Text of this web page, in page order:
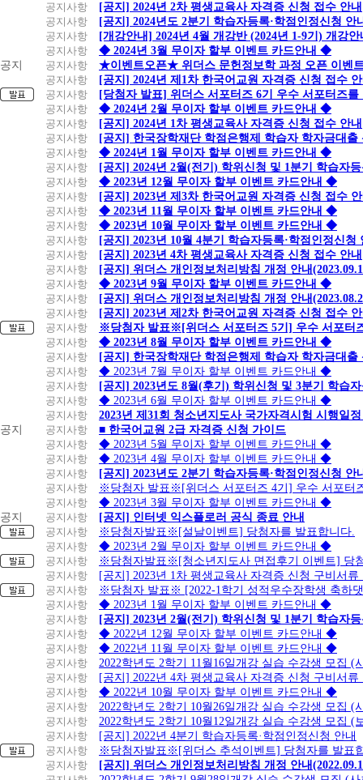
공지사항
[공지] 2024년 2차 평생교육사 자격증 신청 접수 안내
공지사항
[공지] 2024년도 2분기 학습자등록·학점인정신청 안
공지사항
[개강안내] 2024년 4월 개강반 (2024년 1-9기) 개강안
공지사항
◆ 2024년 3월 무이자 할부 이벤트 카드안내 ◆
공지
공지사항
★이벤트오픈★ 위더스 문헌정보학 과정 오픈 이벤
공지사항
[공지] 2024년 제1차 한국어교원 자격증 신청 접수
공지사항
[당첨자 발표] 위더스 서포터즈 6기 우수 서포터즈를
공지사항
◆ 2024년 2월 무이자 할부 이벤트 카드안내 ◆
공지사항
[공지] 2024년 1차 평생교육사 자격증 신청 접수 안내
공지사항
[공지] 한국장학재단 학점은행제 학습자 학자금대출
공지사항
◆ 2024년 1월 무이자 할부 이벤트 카드안내 ◆
공지사항
[공지] 2024년 2월(전기) 학위신청 및 1분기 학습자
공지사항
◆ 2023년 12월 무이자 할부 이벤트 카드안내 ◆
공지사항
[공지] 2023년 제3차 한국어교원 자격증 신청 접수
공지사항
◆ 2023년 11월 무이자 할부 이벤트 카드안내 ◆
공지사항
◆ 2023년 10월 무이자 할부 이벤트 카드안내 ◆
공지사항
[공지] 2023년 10월 4분기 학습자등록·학점인정신청
공지사항
[공지] 2023년 4차 평생교육사 자격증 신청 접수 안내
공지사항
[공지] 위더스 개인정보처리방침 개정 안내
공지사항
◆ 2023년 9월 무이자 할부 이벤트 카드안내 ◆
공지사항
[공지] 위더스 개인정보처리방침 개정 안내
공지사항
[공지] 2023년 제2차 한국어교원 자격증 신청 접수
공지사항
※당첨자 발표※[위더스 서포터즈 5기] 우수 서포터
공지사항
◆ 2023년 8월 무이자 할부 이벤트 카드안내 ◆
공지사항
[공지] 한국장학재단 학점은행제 학습자 학자금대출
공지사항
◆ 2023년 7월 무이자 할부 이벤트 카드안내 ◆
공지사항
[공지] 2023년도 8월(후기) 학위신청 및 3분기 학습
공지사항
◆ 2023년 6월 무이자 할부 이벤트 카드안내 ◆
공지사항
2023년 제31회 청소년지도사 국가자격시험 시행일
공지
공지사항
■ 한국어교원 2급 자격증 신청 가이드
공지사항
◆ 2023년 5월 무이자 할부 이벤트 카드안내 ◆
공지사항
◆ 2023년 4월 무이자 할부 이벤트 카드안내 ◆
공지사항
[공지] 2023년도 2분기 학습자등록·학점인정신청 안
공지사항
※당첨자 발표※[위더스 서포터즈 4기] 우수 서포터
공지사항
◆ 2023년 3월 무이자 할부 이벤트 카드안내 ◆
공지
공지사항
[공지] 인터넷 익스플로러 공식 종료 안내
공지사항
※당첨자발표※[설날이벤트] 당첨자를 발표합니다.
공지사항
◆ 2023년 2월 무이자 할부 이벤트 카드안내 ◆
공지사항
※당첨자발표※[청소년지도사 면접후기 이벤트] 당
공지사항
[공지] 2023년 1차 평생교육사 자격증 신청 구비서류
공지사항
※당첨자 발표※ [2022-1학기 성적우수장학생 축하
공지사항
◆ 2023년 1월 무이자 할부 이벤트 카드안내 ◆
공지사항
[공지] 2023년 2월(전기) 학위신청 및 1분기 학습자
공지사항
◆ 2022년 12월 무이자 할부 이벤트 카드안내 ◆
공지사항
◆ 2022년 11월 무이자 할부 이벤트 카드안내 ◆
공지사항
2022학년도 2학기 11월16일개강 실습 수강생 모집
공지사항
[공지] 2022년 4차 평생교육사 자격증 신청 구비서류
공지사항
◆ 2022년 10월 무이자 할부 이벤트 카드안내 ◆
공지사항
2022학년도 2학기 10월26일개강 실습 수강생 모집 (
공지사항
2022학년도 2학기 10월12일개강 실습 수강생 모집 (
공지사항
[공지] 2022년 4분기 학습자등록·학점인정신청 안내
공지사항
※당첨자발표※[위더스 추석이벤트] 당첨자를 발표
공지사항
[공지] 위더스 개인정보처리방침 개정 안내